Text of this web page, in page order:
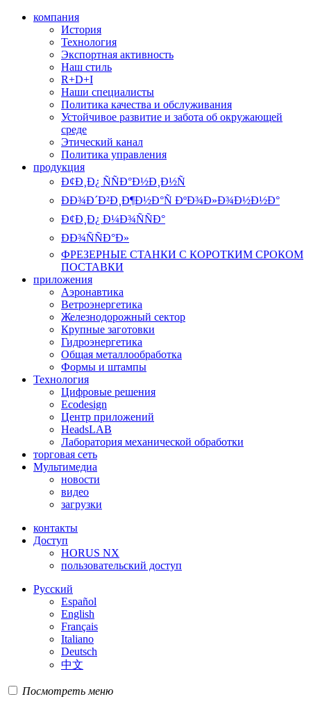
компания
История
Технология
Экспортная активность
Наш стиль
R+D+I
Наши специалисты
Политика качества и обслуживания
Устойчивое развитие и забота об окружающей
среде
Этический канал
Политика управления
продукция
Ð¢Ð¸Ð¿ ÑÑÐ°Ð½Ð¸Ð½Ñ
ÐÐ¾Ð´Ð²Ð¸Ð¶Ð½Ð°Ñ ÐºÐ¾Ð»Ð¾Ð½Ð½Ð°
Ð¢Ð¸Ð¿ Ð¼Ð¾ÑÑÐ°
ÐÐ¾ÑÑÐ°Ð»
ФРЕЗЕРНЫЕ СТАНКИ С КОРОТКИМ СРОКОМ
ПОСТАВКИ
приложения
Аэронавтика
Ветроэнергетика
Железнодорожный сектор
Крупные заготовки
Гидроэнергетика
Общая металлообработка
Формы и штампы
Технология
Цифровые решения
Ecodesign
Центр приложений
HeadsLAB
Лаборатория механической обработки
торговая сеть
Мультимедиа
новости
видео
загрузки
контакты
Доступ
HORUS NX
пользовательский доступ
Pусский
Español
English
Français
Italiano
Deutsch
中文
Посмотреть меню